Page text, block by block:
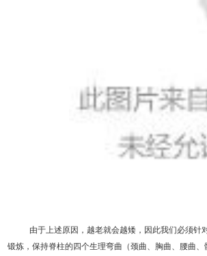
由于上述原因， 越老就会越矮， 因此我们必须针
锻炼，保持脊柱的四个生理弯曲（颈曲、胸曲、腰曲